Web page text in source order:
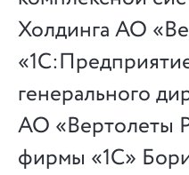
Холдинга АО
генерального
АО «Вертолеты
фирмы «1С»